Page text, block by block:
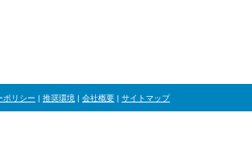
ポリシー | 推奨環境 | 会社概要 | サイトマップ